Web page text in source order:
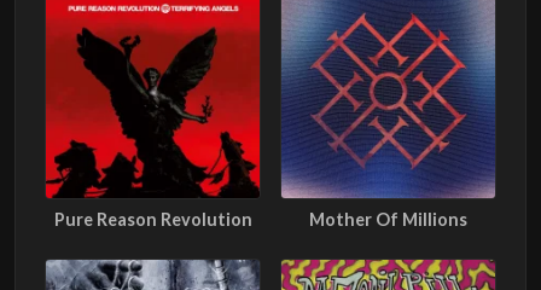
Pure Reason Revolution Mother Of Millions